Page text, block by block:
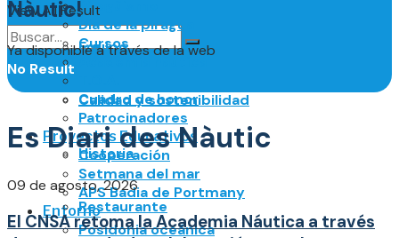
No Result
View All Result
Piragüismo
Día de la piragua
Cursos
Cuadro de honor
Patrocinadores
Proyectos Educativos
Cooperación
Setmana del mar
APS Badia de Portmany
Entorno
Posidonia oceánica
Equipo
Calidad y sostenibilidad
Historia
Restaurante
View All Result
Nàutic!
Ya disponible a través de la web
Es Diari des Nàutic
09 de agosto, 2026
El CNSA retoma la Academia Náutica a través